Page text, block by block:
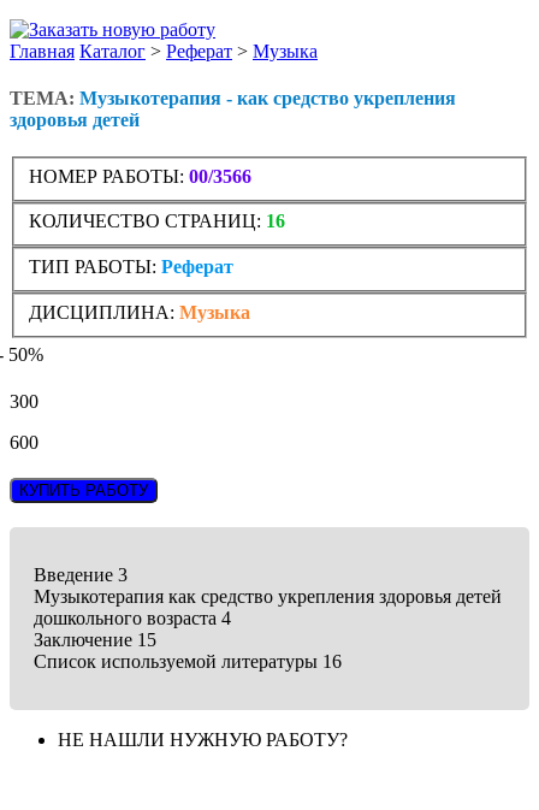
Главная Каталог > Реферат > Музыка
ТЕМА: Музыкотерапия - как средство укрепления
здоровья детей
НОМЕР РАБОТЫ: 00/3566
КОЛИЧЕСТВО СТРАНИЦ: 16
ТИП РАБОТЫ: Реферат
ДИСЦИПЛИНА: Музыка
50%
300
600
КУПИТЬ РАБОТУ
Введение 3
Музыкотерапия как средство укрепления здоровья детей
дошкольного возраста 4
Заключение 15
Список используемой литературы 16
НЕ НАШЛИ НУЖНУЮ РАБОТУ?